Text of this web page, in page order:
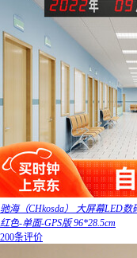
驰海（CHkosda） 大屏幕LED
红色-单面-GPS版 96*28.5cm
200条评价